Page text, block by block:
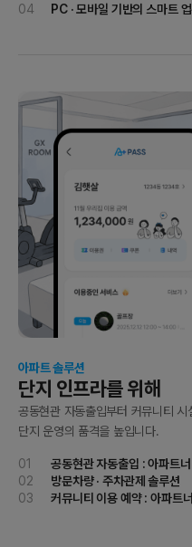
04
PC · 모바일 기반의 스마트
아파트 솔루션
단지 인프라를 위해
공동현관 자동출입부터 커뮤니티 시
단지 운영의 품격을 높입니다.
01
공동현관 자동출입 : 아파트
02
방문차량 · 주차관제 솔루션
03
커뮤니티 이용 예약 : 아파트